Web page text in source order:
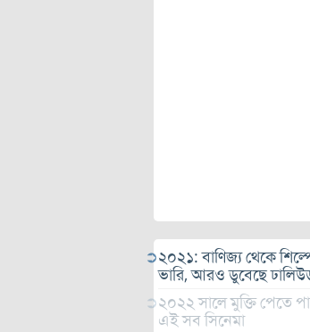
২০২১: বাণিজ্য থেকে
ভারি, আরও ডুবেছে
২০২২ সালে মুক্তি পেতে
এই সব সিনেমা